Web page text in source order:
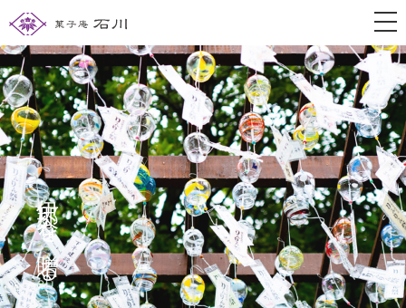
伊那谷を贈る。